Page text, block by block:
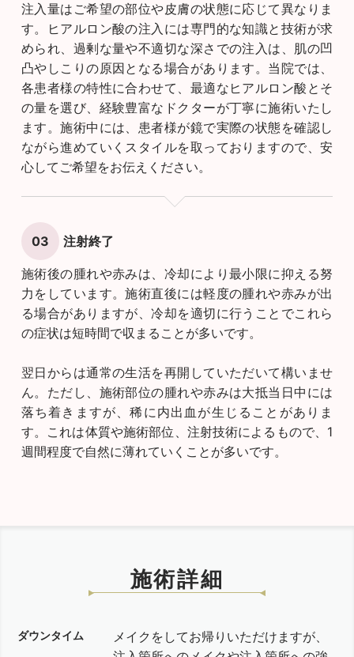
注入量はご希望の部位や皮膚の状態に応じて異なりま
す。ヒアルロン酸の注入には専門的な知識と技術が求
められ、過剰な量や不適切な深さでの注入は、肌の凹
凸やしこりの原因となる場合があります。当院では、
各患者様の特性に合わせて、最適なヒアルロン酸とそ
の量を選び、経験豊富なドクターが丁寧に施術いたし
ます。施術中には、患者様が鏡で実際の状態を確認し
ながら進めていくスタイルを取っておりますので、安
心してご希望をお伝えください。
注射終了
施術後の腫れや赤みは、冷却により最小限に抑える努
力をしています。施術直後には軽度の腫れや赤みが出
る場合がありますが、冷却を適切に行うことでこれら
の症状は短時間で収まることが多いです。
翌日からは通常の生活を再開していただいて構いませ
ん。ただし、施術部位の腫れや赤みは大抵当日中には
落ち着きますが、稀に内出血が生じることがありま
す。これは体質や施術部位、注射技術によるもので、1
週間程度で自然に薄れていくことが多いです。
施術詳細
ダウンタイム
メイクをしてお帰りいただけますが、